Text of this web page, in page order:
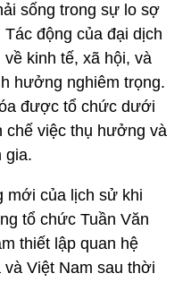
sống trong sự lo sợ
động của đại dịch
kinh tế, xã hội, và
hưởng nghiêm trọng.
được tổ chức dưới
chế việc thụ hưởng và
gia.
mới của lịch sử khi
tổ chức Tuần Văn
thiết lập quan hệ
Việt Nam sau thời